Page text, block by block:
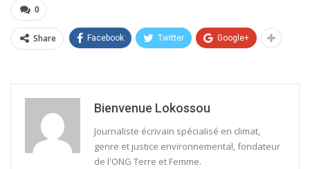
0
Share Facebook Twitter Google+
Bienvenue Lokossou
Journaliste écrivain spécialisé en climat,
genre et justice environnemental, fondateur
de l'ONG Terre et Femme.